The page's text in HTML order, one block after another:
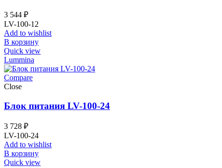
3 544 ₽
LV-100-12
Add to wishlist
В корзину
Quick view
Lummina
Compare
Close
Блок питания LV-100-24
3 728 ₽
LV-100-24
Add to wishlist
В корзину
Quick view